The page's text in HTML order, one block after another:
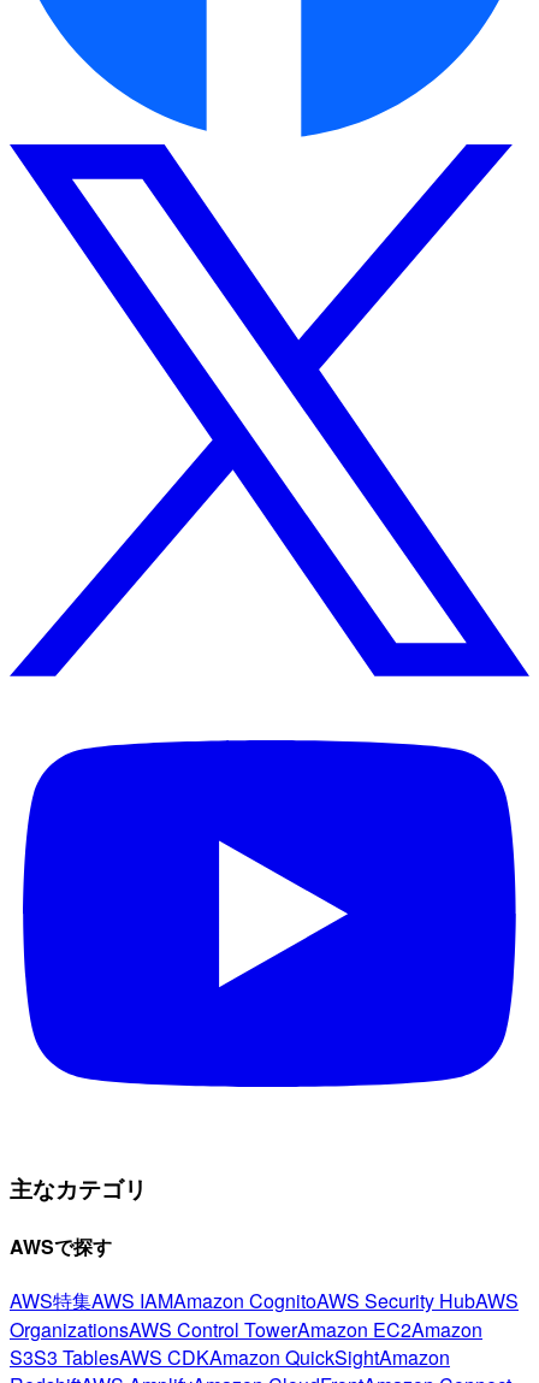
主なカテゴリ
AWSで探す
AWS特集AWS IAMAmazon CognitoAWS Security HubAWS
OrganizationsAWS Control TowerAmazon EC2Amazon
S3S3 TablesAWS CDKAmazon QuickSightAmazon